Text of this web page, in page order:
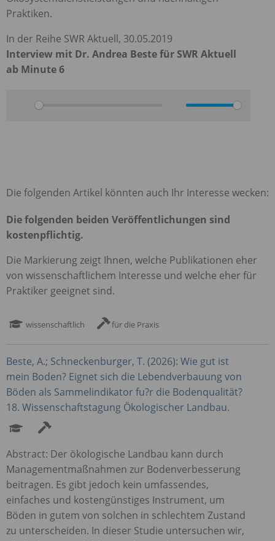
Praktiken.
In der Reihe SWRAktuell, 30.05.2019
Interview mit Dr. Andrea Beste für SWR Aktuell
ab Minute 6
Die folgenden Artikel könnten auch Ihr Interesse wecken:
Die folgenden beiden Veröffentlichungen sind
kostenpflichtig.
Die Markierung zeigt Ihnen, welche Publikationen eher
von wissenschaftlichem Interesse und welche eher für
Praktiker geeignet sind.
wissenschaftlich für die Praxis
Beste, A.; Schneckenburger, T. (2026): Wie gut ist
mein Boden? Eignet sich die Lebendverbauung von
Böden als Sammelindikator fu?r die Bodenqualität?
18. Wissenschaftstagung Ökologischer Landbau.
Abstract: Der ökologische Landbau kann durch
Managementmaßnahmen zur Bodenverbesserung
beitragen. Es gibt jedoch kein umfassendes,
einfaches und kostengünstiges Instrument, um
Böden in gutem von solchen in schlechtem Zustand
zu unterscheiden. In dieser Studie untersuchen wir,